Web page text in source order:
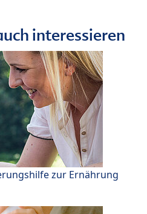
interessieren
zur Ernährung